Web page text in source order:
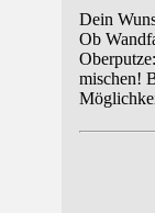
Dein
Ob
mischen!